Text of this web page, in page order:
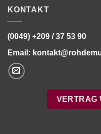
KONTAKT
(0049) +209 / 37 53 90
Email:
VERTRAG